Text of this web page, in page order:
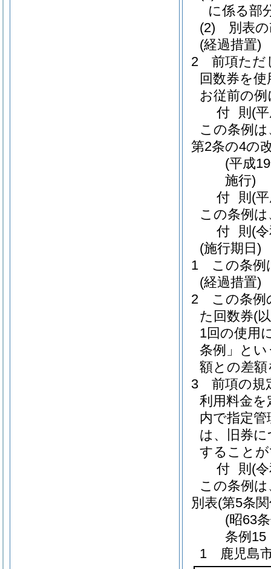
に係る部
(2)
別表
(経過措置)
2
前項ただ
回数券を
お従前の
付 則 (
この条例
第2条の4の
(平成
施行)
付 則 (
この条例
付 則 (
(施行期日)
1
この条例
(経過措置)
2
この条例
た回数券(
1回の使用
条例」とい
額との差
3
前項の規
利用料金
内で指定
は、旧券
すること
付 則 (
この条例
別表(第5条
(昭63
条例15
1 鹿児島